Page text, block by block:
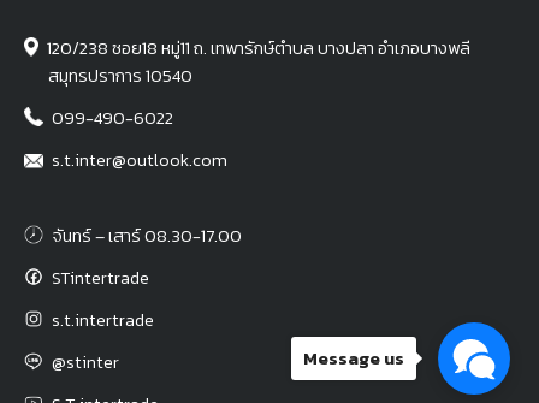
120/238 ซอย18 หมู่11 ถ. เทพารักษ์ตำบล บางปลา อำเภอบางพลี
สมุทรปราการ 10540
099-490-6022
s.t.inter@outlook.com
จันทร์ – เสาร์ 08.30-17.00
STintertrade
s.t.intertrade
@stinter
Message us